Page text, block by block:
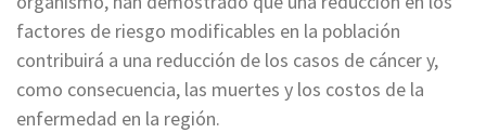
factores de riesgo modificables en la población
contribuirá a una reducción de los casos de cáncer y,
como consecuencia, las muertes y los costos de la
enfermedad en la región.